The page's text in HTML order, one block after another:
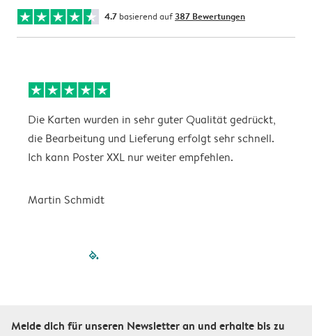
4.7 basierend auf387 Bewertungen
Die Karten wurden in sehr guter Qualität gedrückt,
die Bearbeitung und Lieferung erfolgt sehr schnell.
Ich kann Poster XXL nur weiter empfehlen.
Martin Schmidt
filled-pagination
Melde dich für unseren Newsletter an und erhalte bis zu